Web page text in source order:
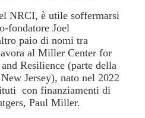
NRCI, è utile soffermarsi
fondatore Joel
paio di nomi tra
al Miller Center for
Resilience (parte della
Jersey), nato nel 2022
con finanziamenti di
Paul Miller.